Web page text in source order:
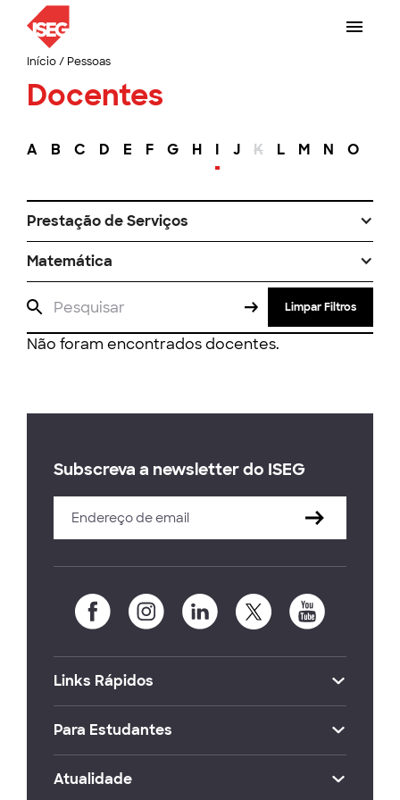
Início/ Pessoas
Docentes
A B C D E F G H I J K L M N O
Prestação de Serviços
Matemática
Limpar Filtros
Não foram encontrados docentes.
Subscreva a newsletter do ISEG
Links Rápidos
Para Estudantes
Atualidade